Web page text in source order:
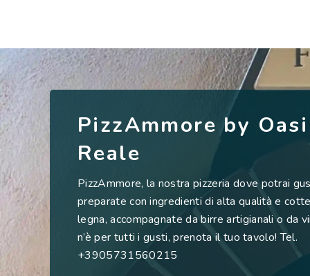
PizzAmmore by Oasi
Reale
PizzAmmore, la nostra pizzeria dove potrai
preparate con ingredienti di alta qualità e
legna, accompagnate da birre artigianali o da
n’è per tutti i gusti, prenota il tuo tavolo! Tel.
+3905731560215